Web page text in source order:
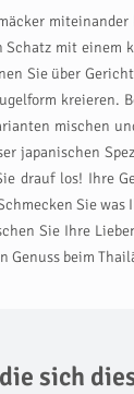
mit einem
Sie über
kreieren.
mischen
japanischen
drauf los! Ihre
Sie was
Sie Ihre
Genuss beim
sich